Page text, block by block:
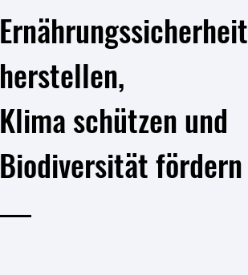
Ernährungssicherheit
herstellen,
Klima schützen und
Biodiversität fördern